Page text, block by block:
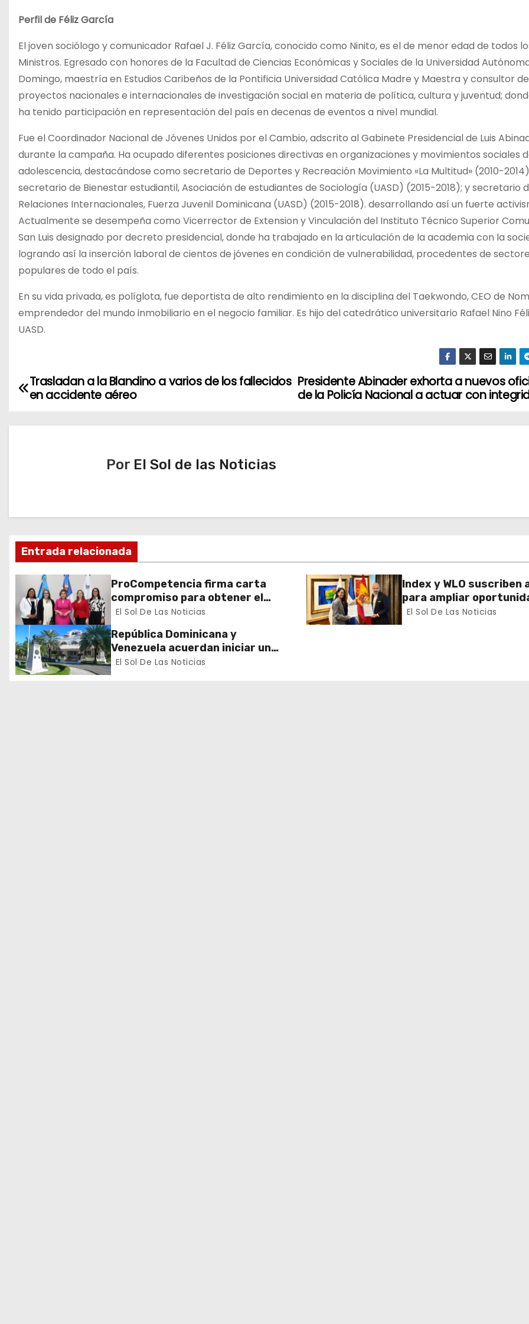
Perfil de Féliz García
El joven sociólogo y comunicador Rafael J. Féliz García, conocido como Ninito, es el de menor edad de todos
Ministros. Egresado con honores de la Facultad de Ciencias Económicas y Sociales de la Universidad
Domingo, maestría en Estudios Caribeños de la Pontificia Universidad Católica Madre y Maestra y consultor
proyectos nacionales e internacionales de investigación social en materia de política, cultura y juventud;
ha tenido participación en representación del país en decenas de eventos a nivel mundial.
Fue el Coordinador Nacional de Jóvenes Unidos por el Cambio, adscrito al Gabinete Presidencial de Luis
durante la campaña. Ha ocupado diferentes posiciones directivas en organizaciones y movimientos sociales
adolescencia, destacándose como secretario de Deportes y Recreación Movimiento «La Multitud» (2010-
secretario de Bienestar estudiantil, Asociación de estudiantes de Sociología (UASD) (2015-2018); y secretario
Relaciones Internacionales, Fuerza Juvenil Dominicana (UASD) (2015-2018). desarrollando así un fuerte
Actualmente se desempeña como Vicerrector de Extension y Vinculación del Instituto Técnico Superior
San Luis designado por decreto presidencial, donde ha trabajado en la articulación de la academia con la
logrando así la inserción laboral de cientos de jóvenes en condición de vulnerabilidad, procedentes de
populares de todo el país.
En su vida privada, es políglota, fue deportista de alto rendimiento en la disciplina del Taekwondo, CEO de
emprendedor del mundo inmobiliario en el negocio familiar. Es hijo del catedrático universitario Rafael Nino
UASD.
N
c
i
ó
n
d
e
Presidente Abinader exhorta a nuevos
de la Policía Nacional a actuar con
Trasladan a la Blandino a varios de los fallecidos
en accidente aéreo
Por El Sol de las Noticias
Entrada relacionada
ProCompetencia firma carta
compromiso para obtener el
Sello Igualando RD para el Sector
El Sol De Las Noticias
Index y WLO suscriben
para ampliar
formación de
El Sol De Las Noticias
República Dominicana y
Venezuela acuerdan iniciar un
proceso de normalización
El Sol De Las Noticias